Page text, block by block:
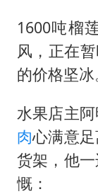
1600吨榴
风，正在
的价格坚冰
水果店主
肉心满意
货架，他
慨：